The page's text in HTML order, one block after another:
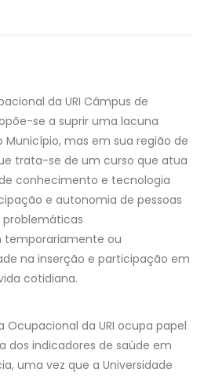
da URI Câmpus de
se a suprir uma lacuna
Município, mas em sua região de
trata-se de um curso que atua
conhecimento e tecnologia
e autonomia de pessoas
problemáticas
temporariamente ou
na inserção e participação em
cotidiana.
Ocupacional da URI ocupa papel
dos indicadores de saúde em
uma vez que a Universidade